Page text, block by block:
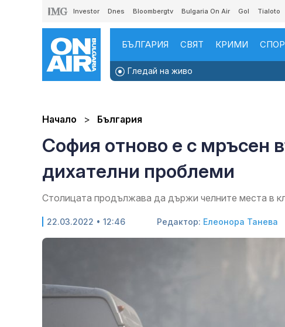
Investor Dnes Bloombergtv Bulgaria On Air Gol Tialoto
БЪЛГАРИЯ СВЯТ КРИМИ
Гледай на живо
Начало България
София отново е с мръсен
дихателни проблеми
Столицата продължава да държи челните места в
22.03.2022 • 12:46 Редактор: Елеонора Танева